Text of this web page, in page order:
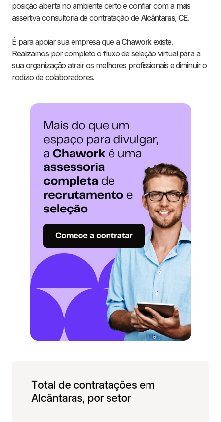
posição aberta no ambiente certo e confiar com a mais
assertiva consultoria de contratação de Alcântaras, CE.
É para apoiar sua empresa que a Chaworkexiste.
Realizamos por completo o fluxo de seleção virtual para a
sua organização atrair os melhores profissionais e diminuir o
rodízio de colaboradores.